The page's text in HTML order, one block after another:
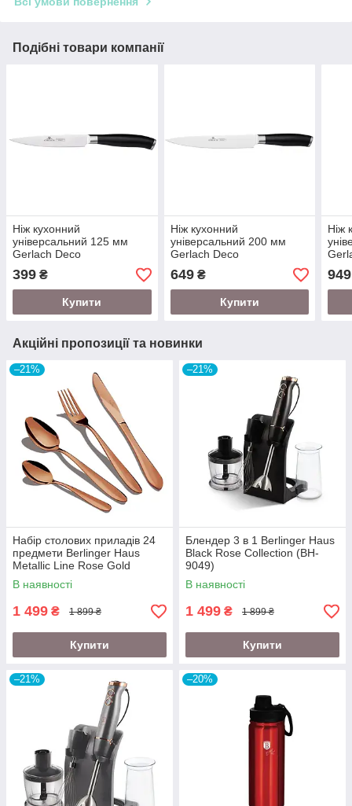
Подібні товари компанії
Ніж кухонний
універсальний 125 мм
Gerlach Deco
(5901035432819)
399 ₴
Купити
Ніж кухонний
універсальний 200 мм
Gerlach Deco
(5901035432710)
649₴
Купити
Ніж
949
Акційні пропозиції та новинки
–21%
Набір столових приладів 24
предмети Berlinger Haus
Metallic Line Rose Gold
Edition (BH-2623)
В наявності
1 499 ₴ 1 899 ₴
Купити
–21%
Блендер 3 в 1 Berlinger Haus
Black Rose Collection (BH-
9049)
В наявності
1 499 ₴ 1 899 ₴
Купити
–21% –20%